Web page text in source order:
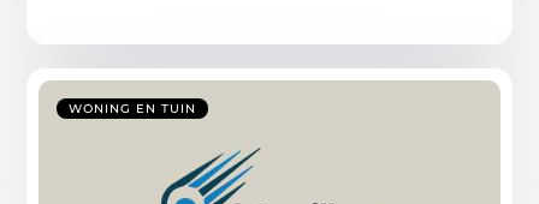
WONING EN TUIN